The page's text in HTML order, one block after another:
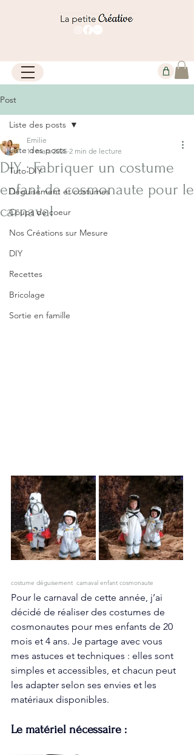
Post
Liste des posts
Tuto DIY
Déguisement et costumes
Coups de coeur
Nos Créations sur Mesure
DIY
Recettes
Bricolage
Sortie en famille
Liste des posts
DIY : Fabriquer un costume
enfant de cosmonaute pour le
carnaval
Emilie
11 mars 2025 2 min de lecture
costume déguisement  carnaval enfant cosmonaute
Pour le carnaval de cette année, j’ai
décidé de réaliser des costumes de
cosmonautes pour mes enfants de 20
mois et 4 ans. Je partage avec vous
mes astuces et techniques : elles sont
simples et accessibles, et chacun peut
les adapter selon ses envies et les
matériaux disponibles.
Le matériel nécessaire :